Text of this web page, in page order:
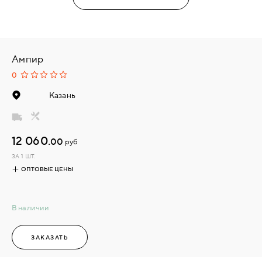
Ампир
0
Казань
В наличии
12 060.00 руб
ЗА 1 ШТ.
ОПТОВЫЕ ЦЕНЫ
ЗАКАЗАТЬ